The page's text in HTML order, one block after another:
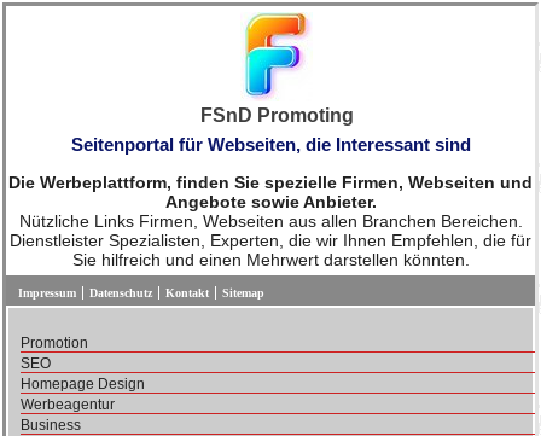
FSnD Promoting
Seitenportal für Webseiten, die Interessant sind
Die Werbeplattform, finden Sie spezielle Firmen, Webseiten und
Angebote sowie Anbieter.
Nützliche Links Firmen, Webseiten aus allen Branchen Bereichen.
Dienstleister Spezialisten, Experten, die wir Ihnen Empfehlen, die für
Sie hilfreich und einen Mehrwert darstellen könnten.
Impressum Datenschutz Kontakt Sitemap
Promotion
SEO
Homepage Design
Werbeagentur
Business